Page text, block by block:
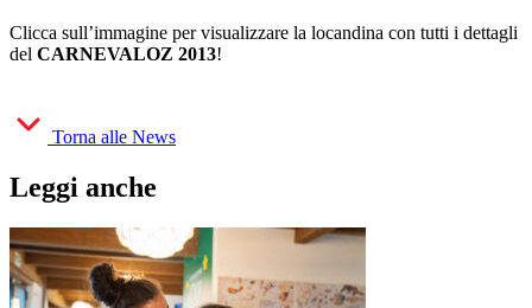
Clicca sull’immagine per visualizzare la locandina con tutti i dettagli
del CARNEVALOZ 2013!
Torna alle News
Leggi anche